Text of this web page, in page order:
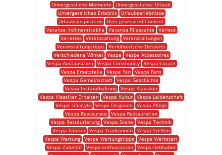
Unvergessliche Momente
Unvergesslicher Urlaub
Unvergessliches Erlebnis
Urlaubserlebnisse
Urlaubsinspiration
User-generated Content
Vacanza Indimenticabile
Vacanza Rilassante
Varietà
Varieties
Veranstaltung
Veranstaltungen
Veranstaltungstipps
Verführerische Desserts
Verschiedene Winkel
Vespa
Vespa Accessoires
Vespa Austauschen
Vespa Community
Vespa Curate
Vespa Ersatzteile
Vespa Fan
Vespa Fans
Vespa Gemeinschaft
Vespa Geschichte
Vespa Instandhaltung
Vespa Klassiker
Vespa Klassiker Erhalten
Vespa Kultur
Vespa Leidenschaft
Vespa Lifestyle
Vespa Originale
Vespa Pflege
Vespa Restaurate
Vespa Restauration
Vespa Restaurierung Vespa Szene
Vespa Technik
Vespa Touren
Vespa Traditionen
Vespa Treffen
Vespa Wartung Vespa Wartungstipps Vespa Werkstatt
Vespa Zubehör
Vespa-enthusiasten
Vespa-liebhaber